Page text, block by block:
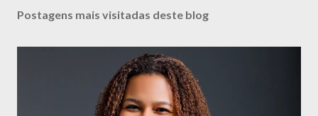
Postagens mais visitadas deste blog